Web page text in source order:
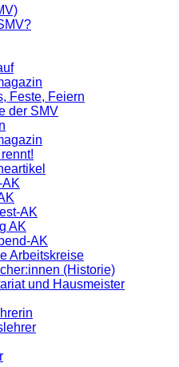
Feste, Feiern
der SMV
AK
AK
AK
AK
Arbeitskreise
(Historie)
und Hausmeister